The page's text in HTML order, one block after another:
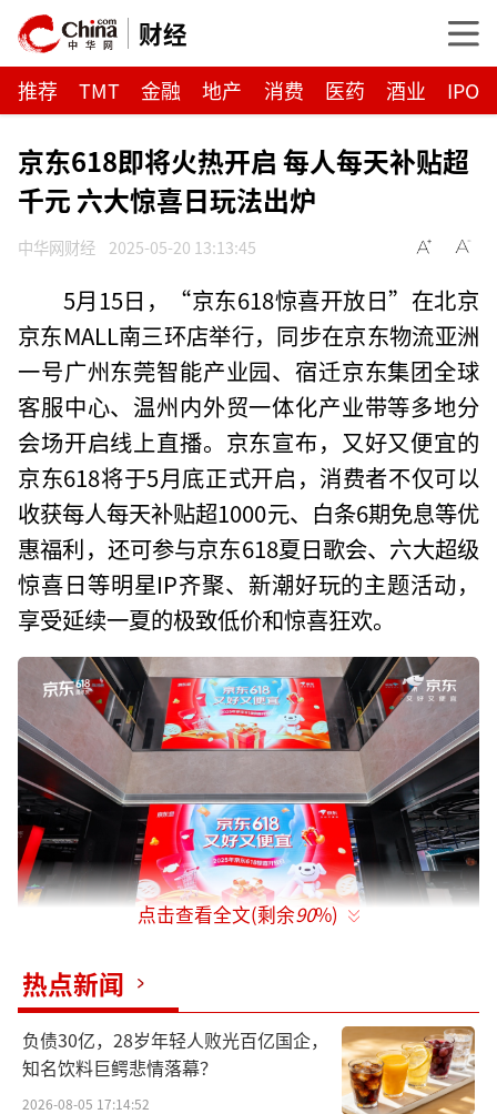
财经
推荐 TMT 金融 地产 消费 医药 酒业 IPO
京东618即将火热开启 每人每天补贴超
千元 六大惊喜日玩法出炉
中华网财经 2025-05-20 13:13:45
5月15日，“京东618惊喜开放日”在北京
京东MALL南三环店举行，同步在京东物流亚洲
一号广州东莞智能产业园、宿迁京东集团全球
客服中心、温州内外贸一体化产业带等多地分
会场开启线上直播。京东宣布，又好又便宜的
京东618将于5月底正式开启，消费者不仅可以
收获每人每天补贴超1000元、白条6期免息等优
惠福利，还可参与京东618夏日歌会、六大超级
惊喜日等明星IP齐聚、新潮好玩的主题活动，
享受延续一夏的极致低价和惊喜狂欢。
每人每天补贴超1000元，“补上加补”省
到极致
当前，京东心动购物季正在火热进行中，
点击查看全文(剩余90%)
热点新闻
负债30亿，28岁年轻人败光百亿国企，
知名饮料巨鳄悲情落幕？
2026-08-05 17:14:52